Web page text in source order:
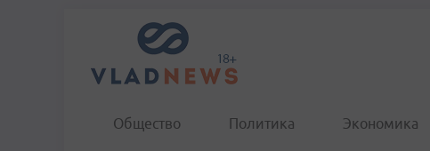
Общество Политика Экономика